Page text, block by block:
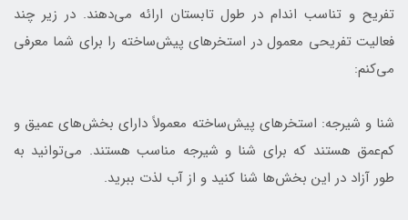
تفریح و تناسب اندام در طول تابستان ارائه می‌دهند. در زیر چند
فعالیت تفریحی معمول در استخرهای پیش‌ساخته را برای شما معرفی
می‌کنم:
شنا و شیرجه: استخرهای پیش‌ساخته معمولاً دارای بخش‌های عمیق و
کم‌عمق هستند که برای شنا و شیرجه مناسب هستند. می‌توانید به
طور آزاد در این بخش‌ها شنا کنید و از آب لذت ببرید.